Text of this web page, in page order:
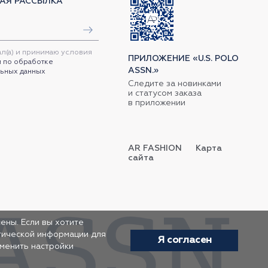
и принимаю условия
по обработке
данных
ПРИЛОЖЕНИЕ «U.S. POLO
ASSN.»
Следите за новинками
и статусом заказа
в приложении
AR FASHION
Карта
сайта
Если вы хотите
информации для
настройки
Я согласен